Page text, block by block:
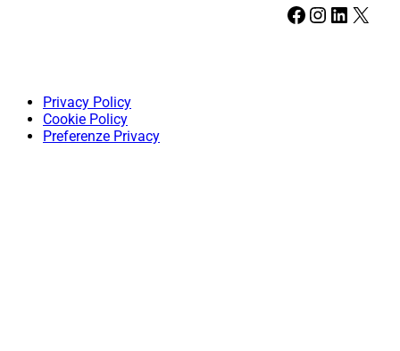
Facebook Instagram LinkedIn X
Privacy Policy
Cookie Policy
Preferenze Privacy